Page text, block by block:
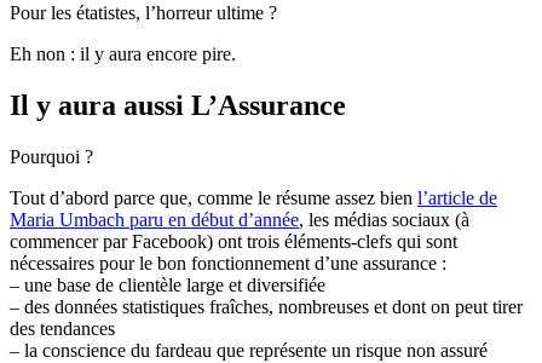
Pour les étatistes, l’horreur ultime ?
Eh non : il y aura encore pire.
Il y aura aussi L’Assurance
Pourquoi ?
Tout d’abord parce que, comme le résume assez bien l’article de
Maria Umbach paru en début d’année, les médias sociaux (à
commencer par Facebook) ont trois éléments-clefs qui sont
nécessaires pour le bon fonctionnement d’une assurance :
– une base de clientèle large et diversifiée
– des données statistiques fraîches, nombreuses et dont on peut tirer
des tendances
– la conscience du fardeau que représente un risque non assuré